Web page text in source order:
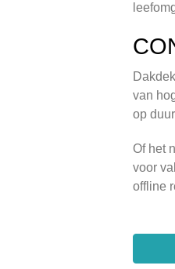
van
op
Of het
voor
offline